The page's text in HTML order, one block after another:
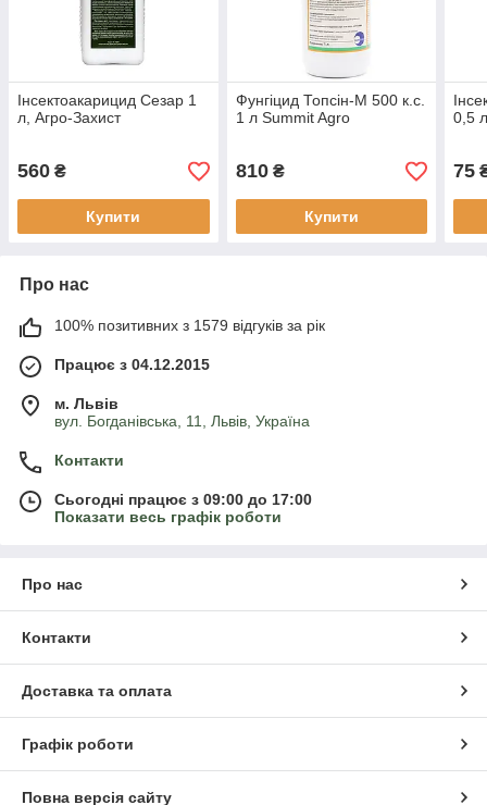
Інсектоакарицид Сезар 1
л, Агро-Захист
560 ₴
Купити
Фунгіцид Топсін-М 500 к.с.
1 л Summit Agro
810₴
Купити
0,5
75
Про нас
100% позитивних з 1579 відгуків за рік
Працює з 04.12.2015
м. Львів
вул. Богданівська, 11, Львів, Україна
Контакти
Сьогодні працює з 09:00 до 17:00
Показати весь графік роботи
Про нас
Контакти
Доставка та оплата
Графік роботи
Повна версія сайту